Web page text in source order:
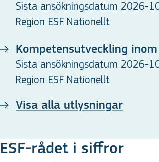
Sista ansökningsdatum 2026-
Region ESF Nationellt
Kompetensutveckling
Sista ansökningsdatum 2026-
Region ESF Nationellt
Visa alla utlysningar
ESF-rådet i siffror